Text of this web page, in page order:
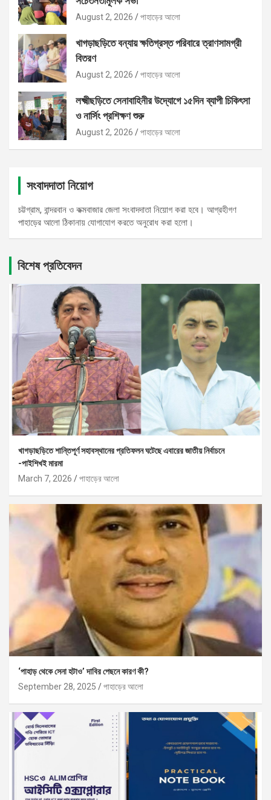
August 2, 2026 পাহাড়ের আলো
খাগড়াছড়িতে বন্যায় ক্ষতিগ্রস্ত পরিবারে ত্রাণসামগ্রী
বিতরণ
August 2, 2026 পাহাড়ের আলো
লক্ষ্মীছড়িতে সেনাবাহিনীর উদ্যোগে ১৫দিন ব্যাপী চিকিৎসা
ও নার্সিং প্রশিক্ষণ শুরু
August 2, 2026 পাহাড়ের আলো
সংবাদদাতা নিয়োগ
চট্টগ্রাম, বান্দরবান ও কক্মবাজার জেলা সংবাদদাতা নিয়োগ করা হবে। আগ্রহীগণ
পাহাড়ের আলো ঠিকানায় যোগাযোগ করতে অনুরোধ করা হলো।
বিশেষ প্রতিবেদন
খাগড়াছড়িতে শান্তিপূর্ণ সহাবস্থানের প্রতিফলন ঘটেছে এবারের জাতীয় নির্বাচনে
-পাইশিখই মারমা
March 7, 2026
পাহাড়ের আলো
‘পাহাড় থেকে সেনা হটাও’ দাবির পেছনে কারণ কী?
September 28, 2025
পাহাড়ের আলো